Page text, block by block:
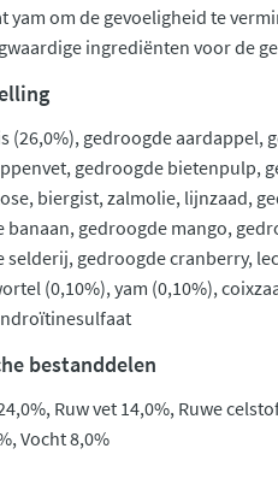
yam om de gevoeligheid te
ingrediënten voor de
(26,0%), gedroogde
gedroogde bietenpulp,
biergist, zalmolie, lijnzaad,
banaan, gedroogde mango,
selderij, gedroogde cranberry,
(0,10%), yam (0,10%),
bestanddelen
Ruw vet 14,0%, Ruwe
Vocht 8,0%